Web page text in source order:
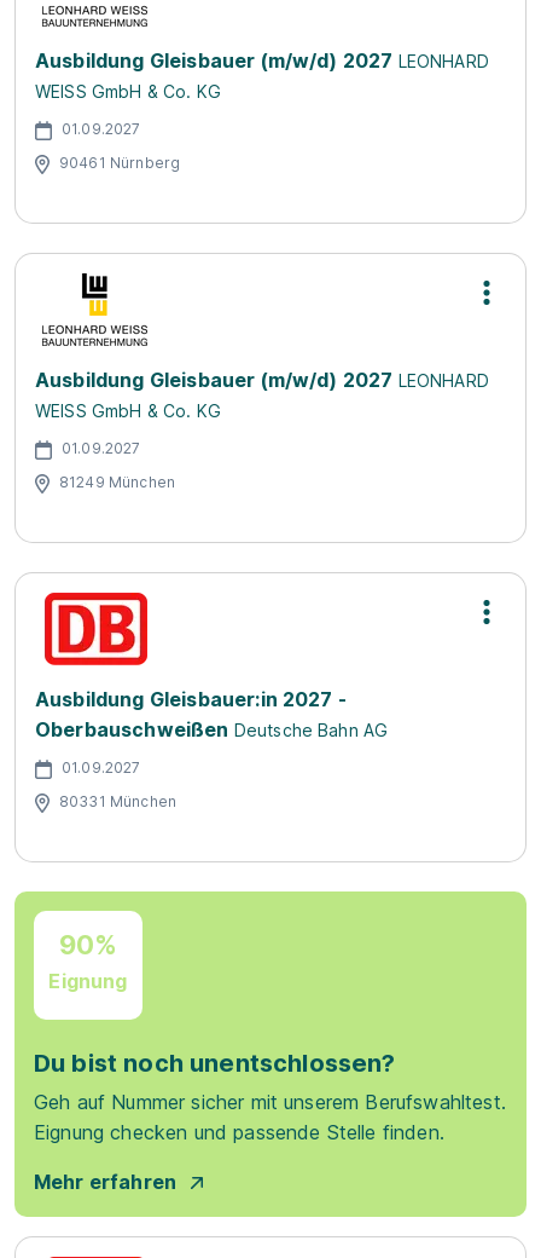
Ausbildung Gleisbauer (m/w/d) 2027 LEONHARD
WEISS GmbH & Co. KG
01.09.2027
90461 Nürnberg
Ausbildung Gleisbauer (m/w/d) 2027 LEONHARD
WEISS GmbH & Co. KG
01.09.2027
81249 München
Ausbildung Gleisbauer:in 2027 -
Oberbauschweißen Deutsche Bahn AG
01.09.2027
80331 München
90%
Eignung
Du bist noch unentschlossen?
Geh auf Nummer sicher mit unserem Berufswahltest.
Eignung checken und passende Stelle finden.
Mehr erfahren